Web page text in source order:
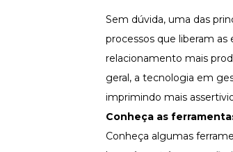
Sem dúvida, uma das
processos que liberam
relacionamento mais
geral, a tecnologia em
imprimindo mais
Conheça as
Conheça algumas